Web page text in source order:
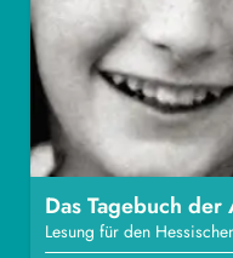
Das Tagebuch der
Lesung für den